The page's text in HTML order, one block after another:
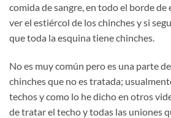
comida de sangre, en todo el borde
ver el estiércol de los chinches y si
que toda la esquina tiene chinches.
No es muy común pero es una parte
chinches que no es tratada;
techos y como lo he dicho en otros
de tratar el techo y todas las uniones